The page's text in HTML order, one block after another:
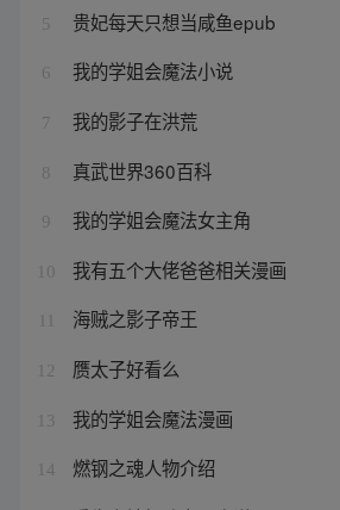
5 贵妃每天只想当咸鱼epub
6 我的学姐会魔法小说
7 我的影子在洪荒
8 真武世界360百科
9 我的学姐会魔法女主角
10 我有五个大佬爸爸相关漫画
海贼之影子帝王
12 赝太子好看么
13 我的学姐会魔法漫画
14 燃钢之魂人物介绍